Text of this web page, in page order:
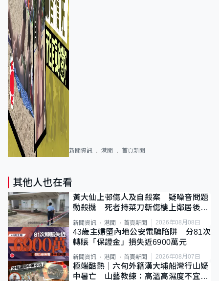
新聞資訊 港聞 首頁新聞
其他人也在看
黃大仙上邨傷人及自殺案 疑噪音問題
動殺機 死者持菜刀斬傷樓上鄰居後墮
新聞資訊 港聞 首頁新聞 2026年08月08日
43歲主婦墮內地公安電騙陷阱 分81次
轉賬「保證金」損失近6900萬元
新聞資訊 港聞 首頁新聞 2026年08月07日
極端酷熱｜六旬外籍漢大埔船灣行山疑
中暑亡 山藝教練：高溫高濕度不宜遠